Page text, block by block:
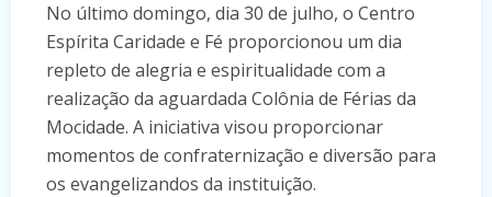
No último domingo, dia 30 de julho, o Centro
Espírita Caridade e Fé proporcionou um dia
repleto de alegria e espiritualidade com a
realização da aguardada Colônia de Férias da
Mocidade. A iniciativa visou proporcionar
momentos de confraternização e diversão para
os evangelizandos da instituição.